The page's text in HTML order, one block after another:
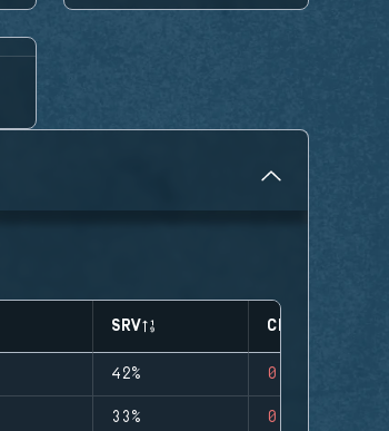
SRV CLUTCHES
42% 0
33% 0